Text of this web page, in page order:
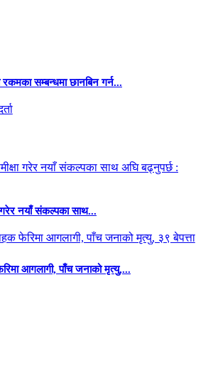
सम्बन्धमा छानबिन गर्न...
गरेर नयाँ संकल्पका साथ...
आगलागी, पाँच जनाको मृत्यु,...